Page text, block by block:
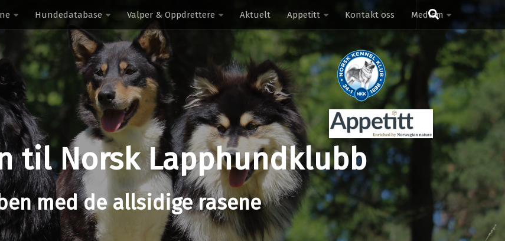
Hundedatabase Valper & Oppdrettere Aktuelt Appetitt Kontakt oss Medlem
til Norsk Lapphundklubb
med de allsidige rasene